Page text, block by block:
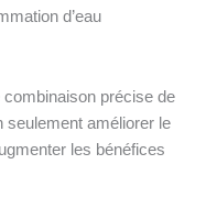
d’eau
précise de
seulement améliorer le
les bénéfices